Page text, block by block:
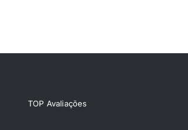
TOP Avaliações